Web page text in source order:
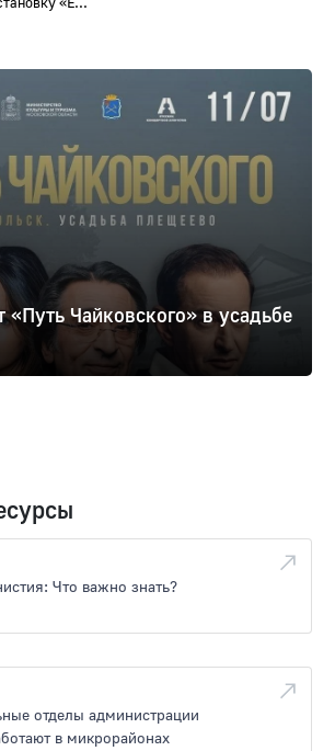
«Путь Чайковского» в усадьбе
Что важно знать?
отделы администрации
в микрорайонах